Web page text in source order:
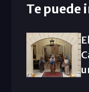
Te puede